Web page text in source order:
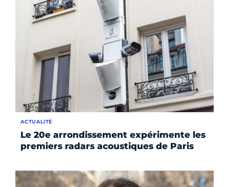
Le 20e arrondissement expérimente les
premiers radars acoustiques de Paris
ACTUALITÉ